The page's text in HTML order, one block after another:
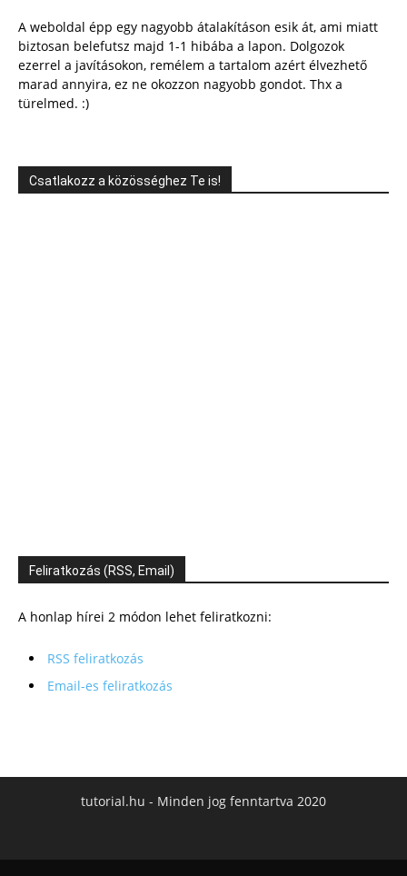
A weboldal épp egy nagyobb átalakításon esik át, ami miatt
biztosan belefutsz majd 1-1 hibába a lapon. Dolgozok
ezerrel a javításokon, remélem a tartalom azért élvezhető
marad annyira, ez ne okozzon nagyobb gondot. Thx a
türelmed. :)
Csatlakozz a közösséghez Te is!
Feliratkozás (RSS, Email)
A honlap hírei 2 módon lehet feliratkozni:
RSS feliratkozás
Email-es feliratkozás
tutorial.hu - Minden jog fenntartva 2020